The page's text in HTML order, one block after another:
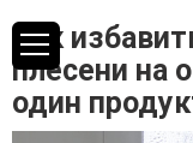
Как
плесени на
один